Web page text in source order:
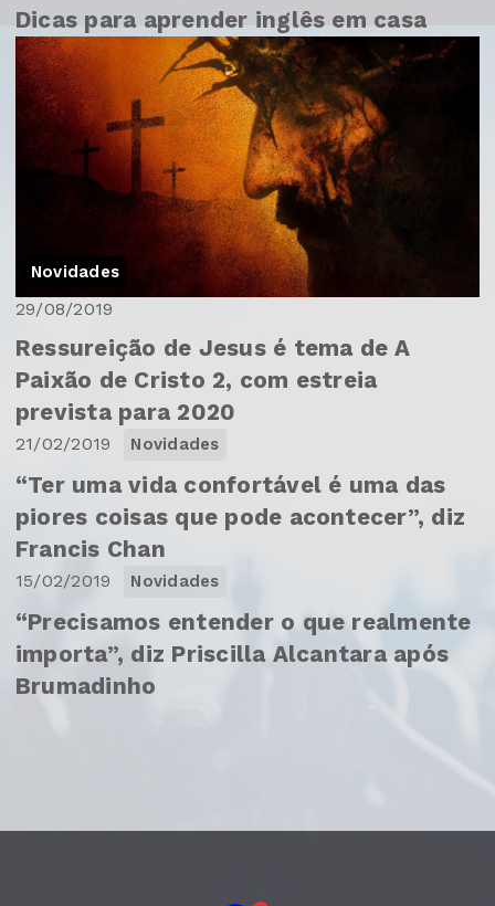
Dicas para aprender inglês em casa
Novidades
29/08/2019
Ressureição de Jesus é tema de A
Paixão de Cristo 2, com estreia
prevista para 2020
Novidades
21/02/2019
“Ter uma vida confortável é uma das
piores coisas que pode acontecer”, diz
Francis Chan
Novidades
15/02/2019
“Precisamos entender o que realmente
importa”, diz Priscilla Alcantara após
Brumadinho